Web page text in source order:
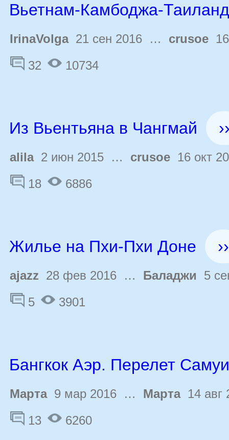
Вьетнам-Камбоджа-Таиланд
IrinaVolga21 сен 2016 … crusoe
32
10734
Из Вьентьяна в Чангмай
alila2 июн 2015 … crusoe 16 окт
18
6886
Жилье на Пхи-Пхи Доне ››
ajazz 28 фев 2016 … Баладжи 5
5
3901
Бангкок Аэр. Перелет
Марта9 мар 2016 … Марта14 авг
13
6260